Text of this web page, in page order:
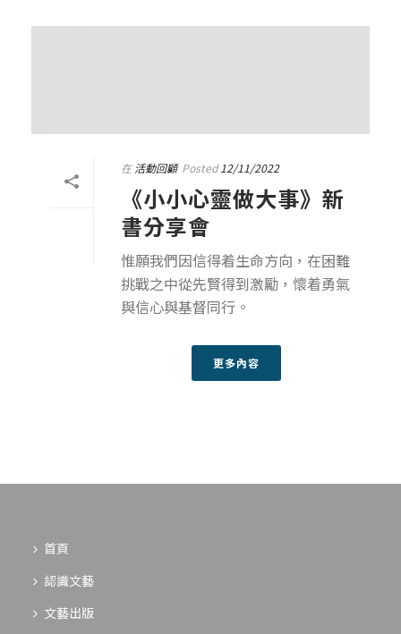
在 活動回顧 Posted 12/11/2022
《小小心靈做大事》新
書分享會
惟願我們因信得着生命方向，在困難
挑戰之中從先賢得到激勵，懷着勇氣
與信心與基督同行。
更多內容
首頁
認識文藝
文藝出版